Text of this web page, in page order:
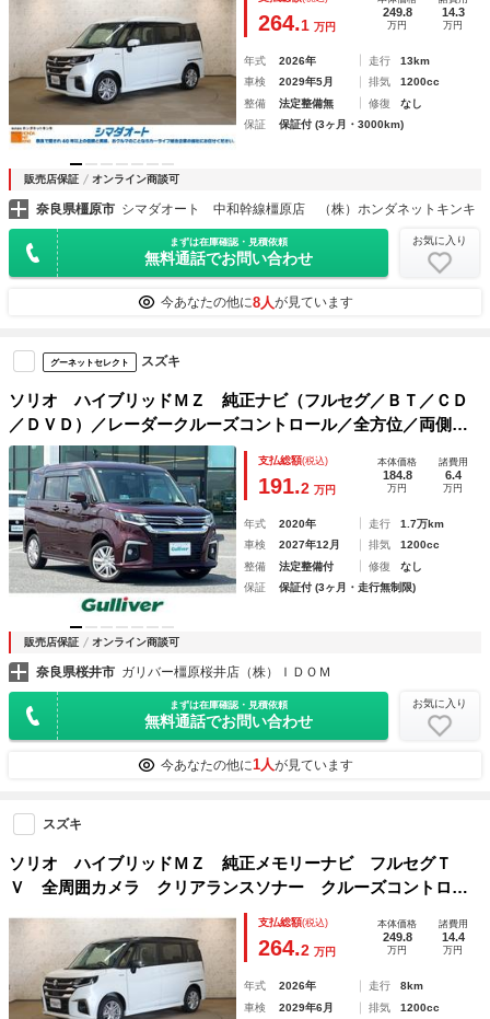
ステム 両側電動スライドドア ＬＥＤヘッドランプ
264.1 万円
249.8
万円
14.3
万円
年式 2026年 走行
13km
車検
2029年5月 排気
1200cc
整備
法定整備無 修復
なし
保証
保証付 (3ヶ月・3000km)
販売店保証 オンライン商談可
奈良県橿原市 シマダオート 中和幹線橿原店 （株）ホンダネットキンキ
まずは在庫確認・見積依頼
無料通話でお問い合わせ
お気に入り
今あなたの他に8人が見ています
グーネットセレクト スズキ
ソリオ ハイブリッドＭＺ 純正ナビ（フルセグ／ＢＴ／ＣＤ
／ＤＶＤ）／レーダークルーズコントロール／全方位／両側パ
ワスラ／衝突軽減／コーナーセンサー／シートヒーター／ヘッ
ドアップディスプレイ／後席サンシェード／純正ＡＷ
支払総額(税込)
191.2 万円
本体価格
184.8
万円
諸費用
6.4
万円
年式 2020年 走行
1.7万km
車検
2027年12月 排気
1200cc
整備
法定整備付 修復
なし
保証
保証付 (3ヶ月・走行無制限)
販売店保証 オンライン商談可
奈良県桜井市 ガリバー橿原桜井店（株）ＩＤＯＭ
まずは在庫確認・見積依頼
無料通話でお問い合わせ
お気に入り
今あなたの他に1人が見ています
スズキ
ソリオ ハイブリッドＭＺ 純正メモリーナビ フルセグＴ
Ｖ 全周囲カメラ クリアランスソナー クルーズコントロー
ル レーンアシスト 衝突被害軽減システム 両側電動スライ
ドドア ＬＥＤヘッドランプ スマートキー
支払総額(税込)
264.2 万円
本体価格
249.8
万円
諸費用
14.4
万円
年式 2026年 走行
8km
車検
2029年6月 排気
1200cc